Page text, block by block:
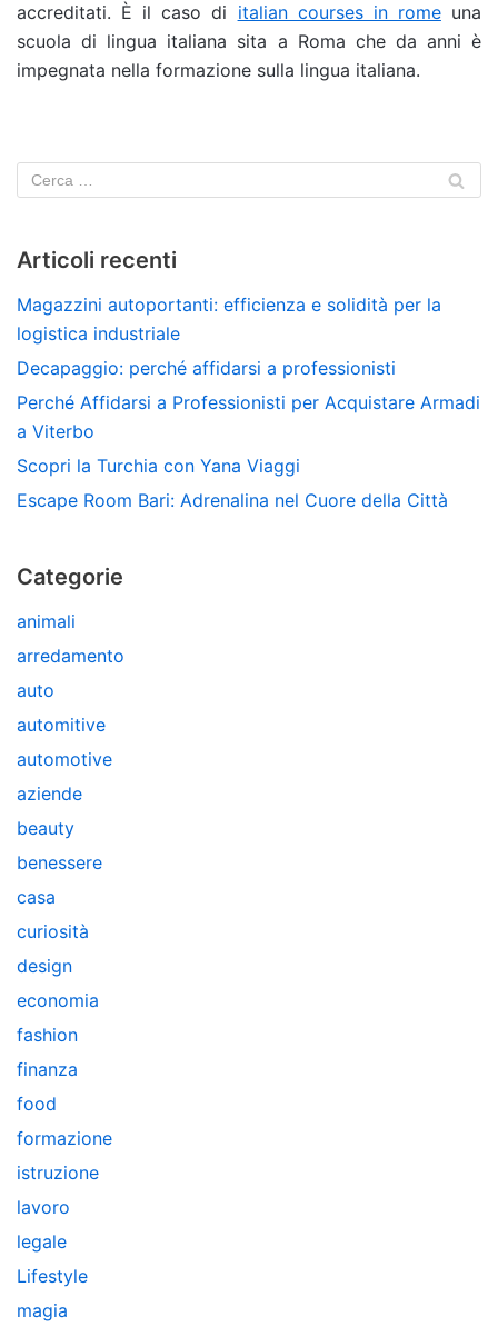
accreditati. È il caso di italian courses in romeuna
scuola di lingua italiana sita a Roma che da anni è
impegnata nella formazione sulla lingua italiana.
Articoli recenti
Magazzini autoportanti: efficienza e solidità per la
logistica industriale
Decapaggio: perché affidarsi a professionisti
Perché Affidarsi a Professionisti per Acquistare Armadi
a Viterbo
Scopri la Turchia con Yana Viaggi
Escape Room Bari: Adrenalina nel Cuore della Città
Categorie
animali
arredamento
auto
automitive
automotive
aziende
beauty
benessere
casa
curiosità
design
economia
fashion
finanza
food
formazione
istruzione
lavoro
legale
Lifestyle
magia